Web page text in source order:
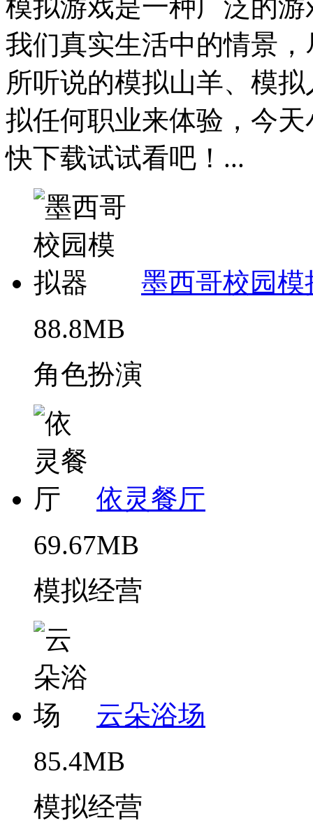
模拟游戏是一种广泛的
我们真实生活中的情景
所听说的模拟山羊、模
拟任何职业来体验，今
快下载试试看吧！...
墨西哥校园模
88.8MB
角色扮演
依灵餐厅
69.67MB
模拟经营
云朵浴场
85.4MB
模拟经营